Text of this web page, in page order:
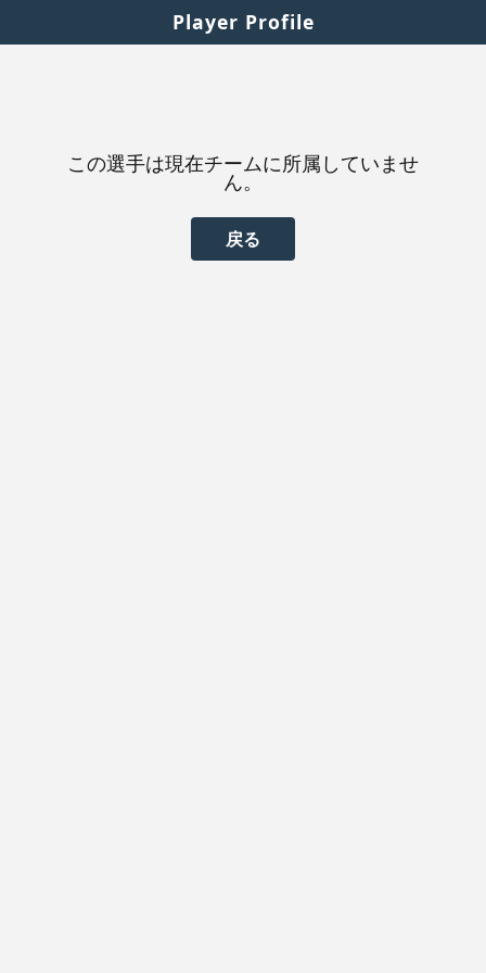
Player Profile
この選手は現在チームに所属していませ
ん。
戻る